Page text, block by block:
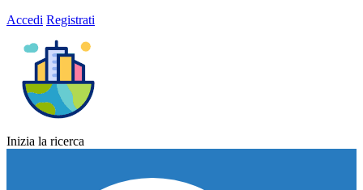
Accedi Registrati
Inizia la ricerca